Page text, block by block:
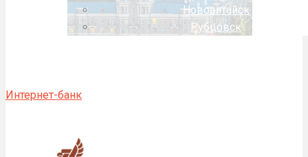
Новоалтайск
Рубцовск
Интернет-банк